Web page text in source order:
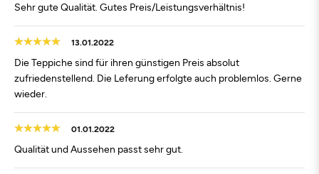
Sehr gute Qualität. Gutes Preis/Leistungsverhältnis!
13.01.2022
Die Teppiche sind für ihren günstigen Preis absolut
zufriedenstellend. Die Leferung erfolgte auch problemlos. Gerne
wieder.
01.01.2022
Qualität und Aussehen passt sehr gut.